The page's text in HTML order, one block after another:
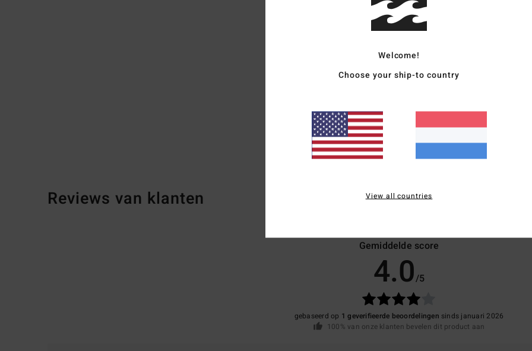
Reviews van klanten
Gemiddelde score
4.0/5
gebaseerd op 1 geverifieerde beoordelingen sinds januari 2026
100% van onze klanten bevelen dit product aan
Welcome!
Choose your ship-to country
View all countries